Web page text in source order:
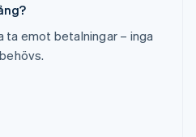
emot betalningar – inga